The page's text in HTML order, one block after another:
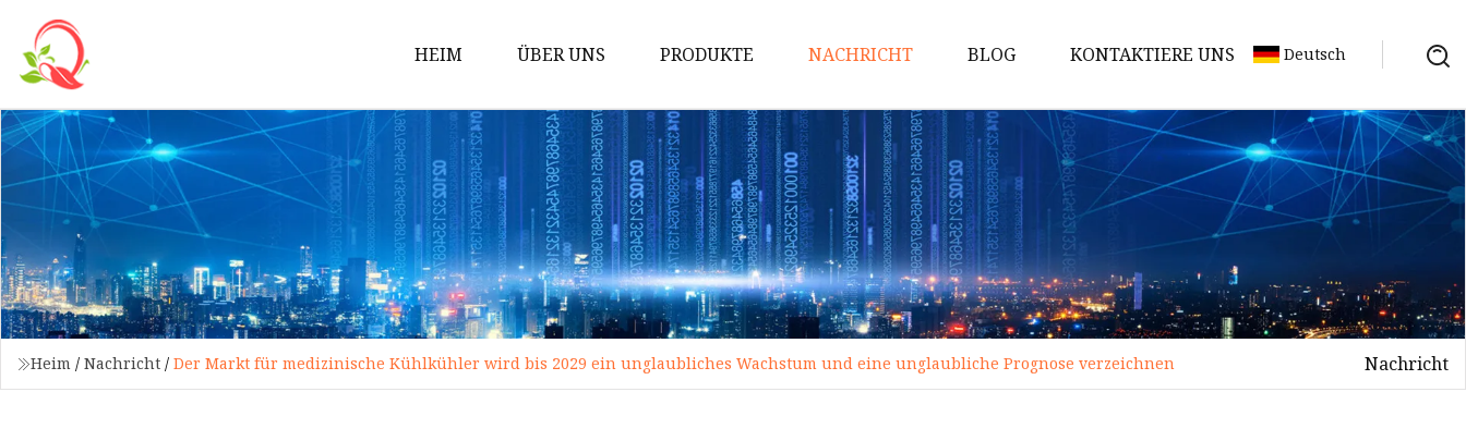
HEIM ÜBER UNS PRODUKTE
Kühler
Ventilatorkonvektor
Wärmepumpe
HVAC-Ersatzteile
Lüftungsgerät
Ventilator mit
Energierückgewinnung
NACHRICHT BLOG KONTAKTIERE UNS Deutsch
Heim / Nachricht / Der Markt für medizinische Kühlkühler wird bis 2029 ein unglaubliches Wachstum und eine unglaubliche Prognose verzeichnen Nachricht